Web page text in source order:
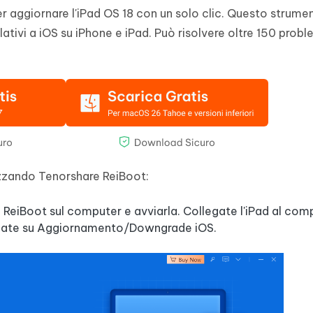
aggiornare l'iPad OS 18 con un solo clic. Questo
a iOS su iPhone e iPad. Può risolvere oltre 150
Tenorshare ReiBoot:
sul computer e avviarla. Collegate l'iPad al
su Aggiornamento/Downgrade iOS.